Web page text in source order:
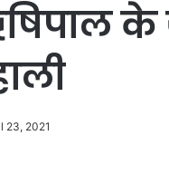
के
23, 2021